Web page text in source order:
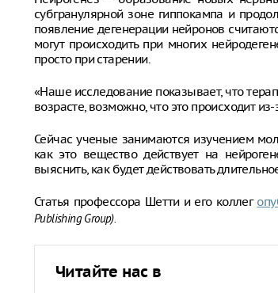
субгранулярной зоне гиппокампа и
появление дегенерации нейронов
могут происходить при многих
просто при старении.
«Наше исследование показывает, что
возрасте, возможно, что это происходит
Сейчас ученые занимаются изучением
как это вещество действует на
выяснить, как будет действовать
Статья профессора Шетти и его коллег
Publishing Group).
Читайте нас в